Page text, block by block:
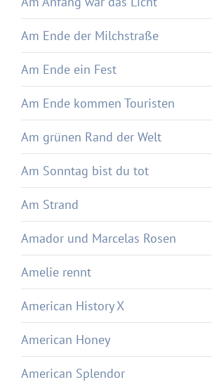
Am Ende der Milchstraße
Am Ende ein Fest
Am Ende kommen Touristen
Am grünen Rand der Welt
Am Sonntag bist du tot
Am Strand
Amador und Marcelas Rosen
Amelie rennt
American History X
American Honey
American Splendor